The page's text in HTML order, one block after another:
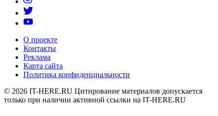
О проекте
Контакты
Реклама
Карта сайта
Политика конфиденциальности
© 2026 IT-HERE.RU Цитирование материалов допускается
только при наличии активной ссылки на IT-HERE.RU